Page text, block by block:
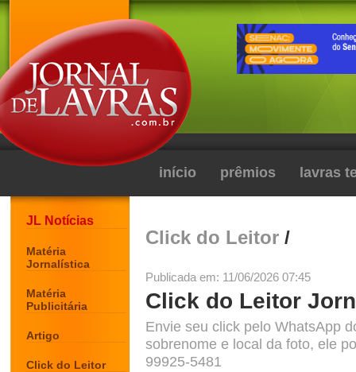
início prêmios lavras
JL Notícias
Matéria
Jornalística
Matéria
Publicitária
Artigo
Click do Leitor
Click do Leitor /
Publicada em: 11/06/2026 07:45
Click do Leitor
Envie seu click pelo WhatsApp
sobrenome e local da foto, ele
99925-5481